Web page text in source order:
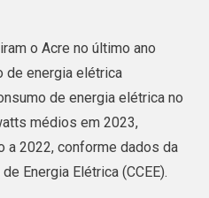
o Acre no último ano
de energia elétrica
de energia elétrica no
médios em 2023,
a 2022, conforme dados da
Energia Elétrica (CCEE).